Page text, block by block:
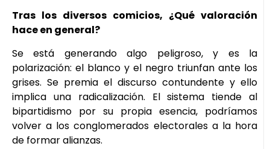
Tras los diversos comicios, ¿Qué valoración
hace en general?
Se está generando algo peligroso, y es la
polarización: el blanco y el negro triunfan ante los
grises. Se premia el discurso contundente y ello
implica una radicalización. El sistema tiende al
bipartidismo por su propia esencia, podríamos
volver a los conglomerados electorales a la hora
de formar alianzas.